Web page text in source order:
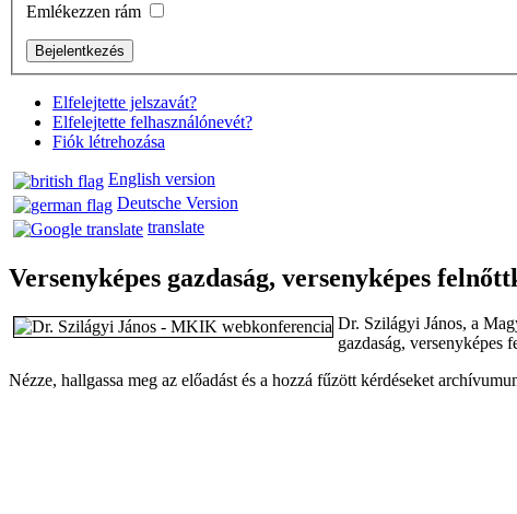
Emlékezzen rám
Elfelejtette jelszavát?
Elfelejtette felhasználónevét?
Fiók létrehozása
English version
Deutsche Version
translate
Versenyképes gazdaság, versenyképes
Dr. Szilágyi János, a
gazdaság,
Nézze, hallgassa meg az előadást és a hozzá fűzött kérdéseket